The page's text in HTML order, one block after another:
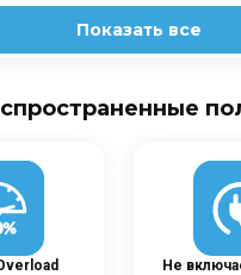
Показать все
Не